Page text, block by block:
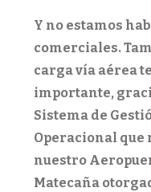
Y no estamos
comerciales.
carga vía aérea
importante,
Sistema de
Operacional que
nuestro
Matecaña